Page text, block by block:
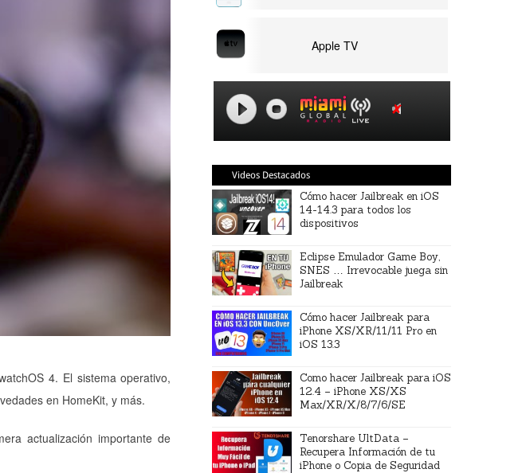
4. El sistema operativo,
en HomeKit, y más.
actualización importante de
Apple TV
Videos Destacados
Cómo hacer Jailbreak en iOS
14-14.3 para todos los
dispositivos
Eclipse Emulador Game Boy,
SNES … Irrevocable juega sin
Jailbreak
Cómo hacer Jailbreak para
iPhone XS/XR/11/11 Pro en
iOS 13.3
Como hacer Jailbreak para iOS
12.4 – iPhone XS/XS
Max/XR/X/8/7/6/SE
Tenorshare UltData –
Recupera Información de tu
iPhone o Copia de Seguridad